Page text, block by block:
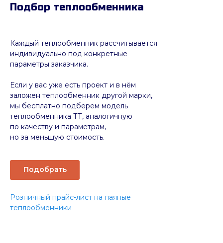
Подбор теплообменника
Подобрать
Каждый теплообменник рассчитывается
индивидуально под конкретные
параметры заказчика.
Если у вас уже есть проект и в нём
заложен теплообменник другой марки,
мы бесплатно подберем модель
теплообменника ТТ, аналогичную
по качеству и параметрам,
но за меньшую стоимость.
Розничный прайс-лист на паяные
теплообменники